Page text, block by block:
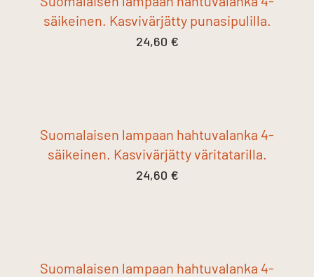
säikeinen. Kasvivärjätty punasipulilla.
24,60 €
Suomalaisen lampaan hahtuvalanka 4-
säikeinen. Kasvivärjätty väritatarilla.
24,60 €
Suomalaisen lampaan hahtuvalanka 4-